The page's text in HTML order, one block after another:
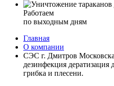
Работаем
по выходным дням
Главная
О компании
СЭС г. Дмитров
дезинфекция дератизация
грибка и плесени.